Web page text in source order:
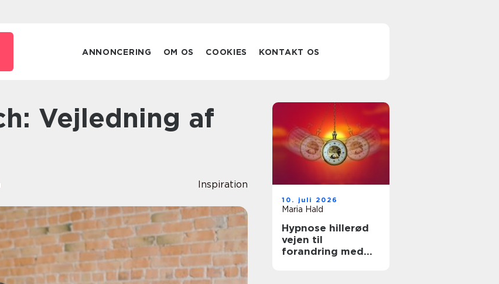
ANNONCERING OM OS COOKIES KONTAKT OS
Inspiration
10. juli 2026
Maria Hald
Hypnose hillerød
vejen til
forandring med